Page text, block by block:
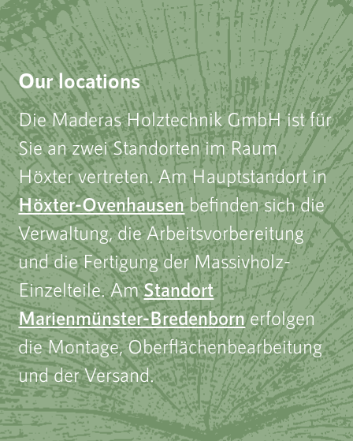
Our locations
Die Maderas Holztechnik GmbH ist für
Sie an zwei Standorten im Raum
Höxter vertreten. Am Hauptstandort in
Höxter-Ovenhausenbefinden sich die
Verwaltung, die Arbeitsvorbereitung
und die Fertigung der Massivholz-
Einzelteile. AmStandort
Marienmünster-Bredenbornerfolgen
die Montage, Oberflächenbearbeitung
und der Versand.